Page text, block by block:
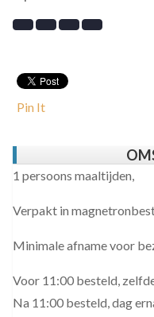
Pin It
1 persoons maaltijden,
Verpakt in
Minimale afname voor
Voor 11:00 besteld,
Na 11:00 besteld, dag